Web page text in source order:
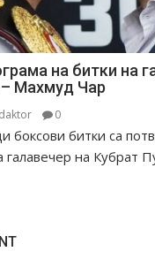
на битки на
Махмуд Чар
0
боксови битки са
галавечер на Кубрат